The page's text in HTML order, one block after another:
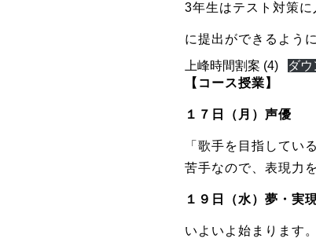
3年生はテスト対策
に提出ができるよう
上峰時間割案 (4)
ダウ
【コース授業】
１７日（月）声優
「歌手を目指してい
苦手なので、表現力
１９日（水）夢・実
いよいよ始まります